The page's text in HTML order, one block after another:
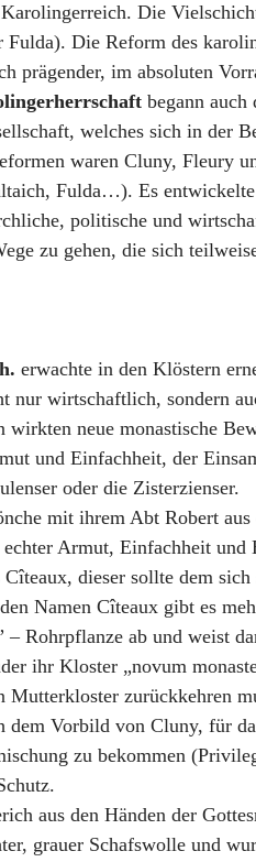
Die
Die Reform des
prägender, im absoluten
begann auch
welches sich in der
waren Cluny, Fleury
Fulda…). Es
politische und
zu gehen, die sich
erwachte in den Klöstern
nur wirtschaftlich, sondern
wirkten neue monastische
und Einfachheit, der
oder die Zisterzienser.
mit ihrem Abt Robert
Armut, Einfachheit
dieser sollte dem
Namen Cîteaux gibt es
– Rohrpflanze ab und weist
ihr Kloster „novum
Mutterkloster zurückkehren
dem Vorbild von Cluny, für
zu bekommen
aus den Händen der
grauer Schafswolle und